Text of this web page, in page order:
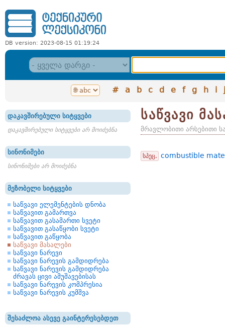
DB version: 2023-08-15 01:19:24
# a b c d e f g h i j
დაკავშირებული სიტყვები
დაკავშირებული სიტყვები არ მოიძებნა
სინონიმები
სინონიმები არ მოიძებნა
მეზობელი სიტყვები
საწვავი ელემენტების დნობა
საწვავით გამართვა
საწვავით გასამართი სვეტი
საწვავით გასაწყობი სვეტი
საწვავით გაწყობა
საწვავი მასალები
საწვავი ნარევი
საწვავი ნარევის გამდიდრება
საწვავი ნარევის გამდიდრება
ძრავას ცივი ამუშავებისას
საწვავი ნარევის კომპრესია
საწვავი ნარევის კუმშვა
შესაძლოა ასევე გაინტერესებდეთ
საწვავი
მრავლობითი არსებითი
სპეც. combustible